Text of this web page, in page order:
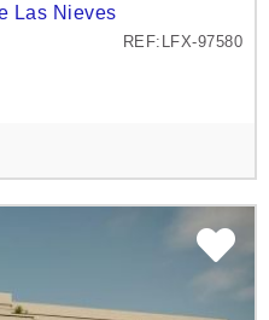
Las Nieves
REF:LFX-97580